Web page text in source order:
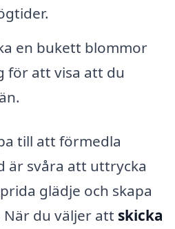
en bukett blommor
för att visa att du
till att förmedla
är svåra att uttrycka
glädje och skapa
du väljer att skicka